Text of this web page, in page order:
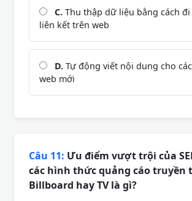
C. Thu thập dữ liệu bằng cách đi
liên kết trên web
D. Tự động viết nội dung cho
web mới
Câu 11: Ưu điểm vượt trội của
các hình thức quảng cáo truyền
Billboard hay TV là gì?